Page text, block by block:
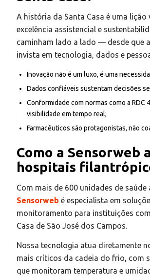
A história da Santa Casa é uma lição
excelência assistencial e
caminham lado a lado — desde que
invista em tecnologia, dados e
Inovação não é um luxo, é uma
Dados confiáveis sustentam decisões
Conformidade com normas como a RDC
visibilidade em tempo real;
Farmacêuticos são protagonistas, não
Como a Sensorweb
hospitais
Com mais de 600 unidades de saúde
Sensorweb é especialista em
monitoramento para instituições
Casa de São José dos Campos.
Nossa tecnologia atua diretamente
mais críticos da cadeia do frio, com
que monitoram temperatura e